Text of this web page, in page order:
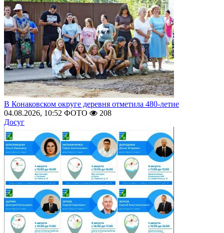
В Конаковском округе деревня отметила 480-летие
04.08.2026, 10:52 ФОТО
208
Досуг